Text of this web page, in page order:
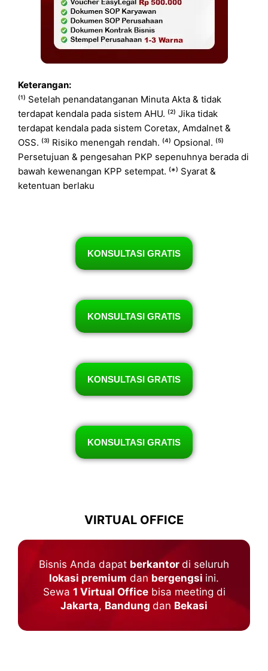
Keterangan:
⁽¹⁾ Setelah penandatanganan Minuta Akta & tidak
terdapat kendala pada sistem AHU. ⁽²⁾ Jika tidak
terdapat kendala pada sistem Coretax, Amdalnet &
OSS. ⁽³⁾ Risiko menengah rendah. ⁽⁴⁾ Opsional. ⁽⁵⁾
Persetujuan & pengesahan PKP sepenuhnya berada di
bawah kewenangan KPP setempat. ⁽*⁾ Syarat &
ketentuan berlaku
KONSULTASI GRATIS
KONSULTASI GRATIS
KONSULTASI GRATIS
KONSULTASI GRATIS
VIRTUAL OFFICE
Bisnis Anda dapat berkantor di seluruh
lokasi premium dan bergengsi ini.
Sewa 1 Virtual Officebisa meeting di
Jakarta, Bandung dan Bekasi